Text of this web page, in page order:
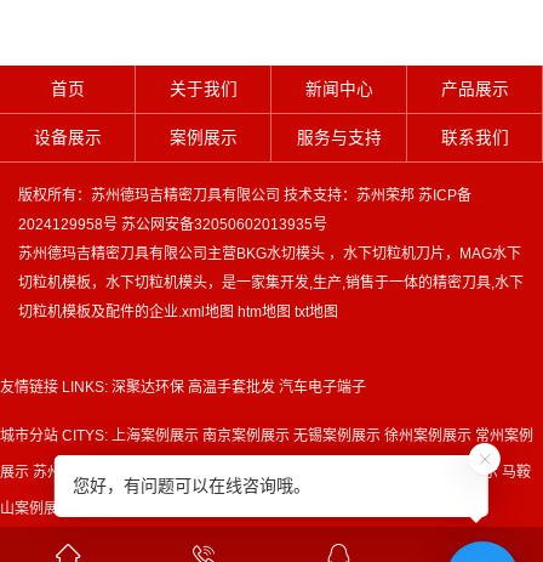
首页 关于我们 新闻中心 产品展示
设备展示 案例展示 服务与支持 联系我们
版权所有：苏州德玛吉精密刀具有限公司 技术支持： 苏州荣邦 苏ICP备
2024129958号 苏公网安备32050602013935号
苏州德玛吉精密刀具有限公司主营BKG水切模头 ， 水下切粒机刀片 ， MAG水下
切粒机模板 ， 水下切粒机模头，是一家集开发,生产,销售于一体的精密刀具,水下
切粒机模板及配件的企业. xml地图 htm地图 txt地图
友情链接 LINKS: 深聚达环保 高温手套批发 汽车电子端子
城市分站 CITYS: 上海案例展示 南京案例展示 无锡案例展示 徐州案例展示 常州案例
展示 苏州案例展示 宁波案例展示 马鞍
山案例展示
   
您好，有问题可以在线咨询哦。